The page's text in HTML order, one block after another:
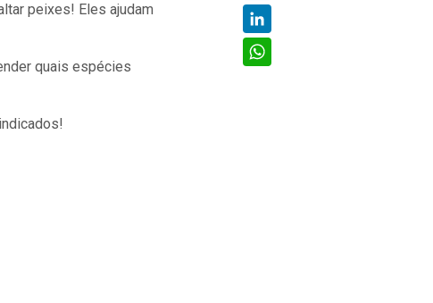
peixes! Eles ajudam
quais espécies
LinkedIn
WhatsApp